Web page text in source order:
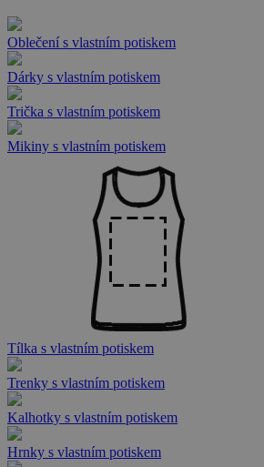
Oblečení s vlastním potiskem
Dárky s vlastním potiskem
Trička s vlastním potiskem
Mikiny s vlastním potiskem
Tílka s vlastním potiskem
Trenky s vlastním potiskem
Kalhotky s vlastním potiskem
Hrnky s vlastním potiskem